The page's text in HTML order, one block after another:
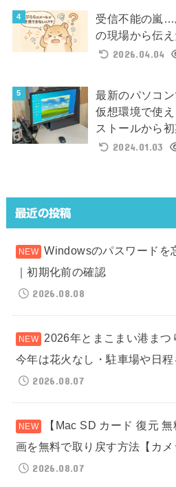
受信不能の嵐…
の現場から伝
2026.04.04
最新のパソコ
仮想環境で使
ストールから初
2024.01.03
最近の投稿
Windowsのパスワードを
｜初期化前の確認
2026.08.08
2026年とまこまい港まつ
今年は花火なし・駐車場や日程
2026.08.07
【Mac SD カード 復元
画を無料で取り戻す方法【カメ
2026.08.07